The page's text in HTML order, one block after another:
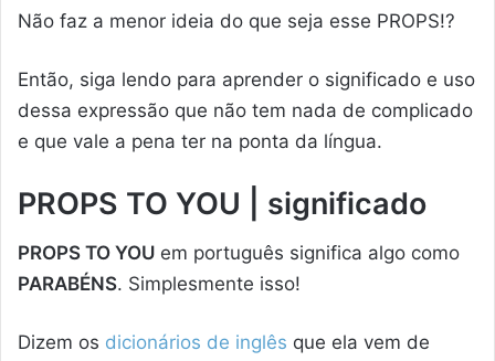
Não faz a menor ideia do que seja esse PROPS!?
Então, siga lendo para aprender o significado e uso
dessa expressão que não tem nada de complicado
e que vale a pena ter na ponta da língua.
PROPS TO YOU | significado
PROPS TO YOU em português significa algo como
PARABÉNS. Simplesmente isso!
Dizem os dicionários de inglês que ela vem de